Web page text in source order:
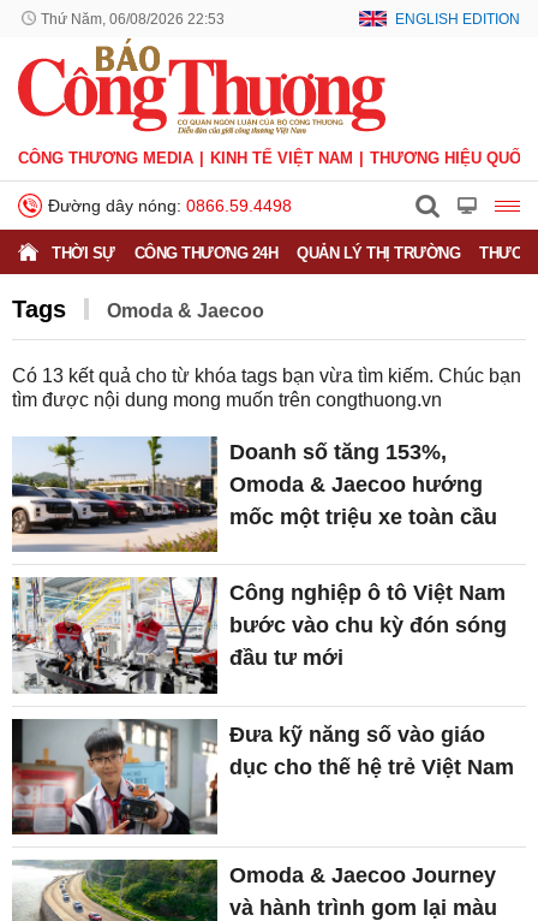
Thứ Năm, 06/08/2026 22:53 ENGLISH EDITION
CÔNG THƯƠNG MEDIA KINH TẾ VIỆT NAM THƯƠNG HIỆU QUỐC
Đường dây nóng: 0866.59.4498
THỜI SỰ CÔNG THƯƠNG 24H QUẢN LÝ THỊ TRƯỜNG
Tags Omoda & Jaecoo
Có 13 kết quả cho từ khóa tags bạn vừa tìm kiếm. Chúc bạn
tìm được nội dung mong muốn trên congthuong.vn
Doanh số tăng 153%,
Omoda & Jaecoo hướng
mốc một triệu xe toàn cầu
Công nghiệp ô tô Việt Nam
bước vào chu kỳ đón sóng
đầu tư mới
Đưa kỹ năng số vào giáo
dục cho thế hệ trẻ Việt Nam
Omoda & Jaecoo Journey
và hành trình gom lại màu